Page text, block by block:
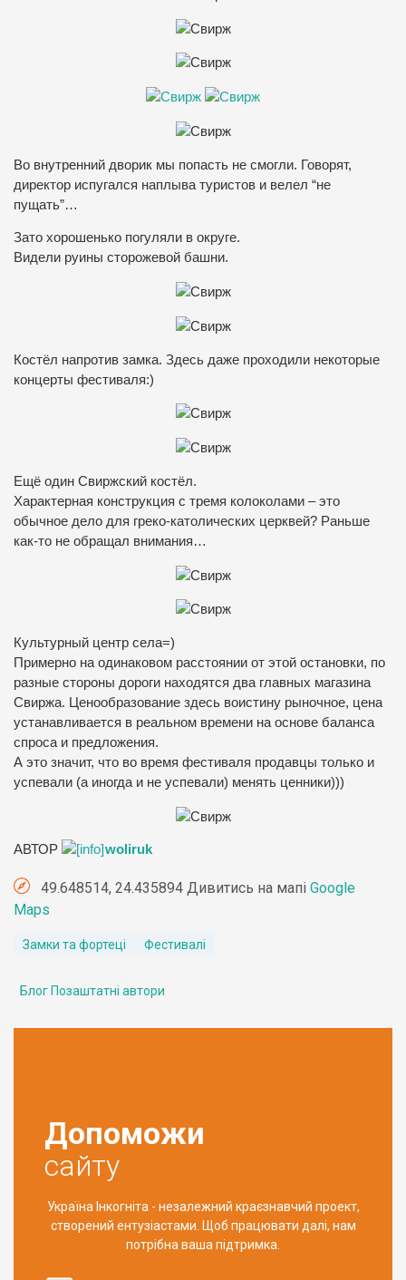
Во внутренний дворик мы попасть не смогли. Говорят,
директор испугался наплыва туристов и велел “не
пущать”…
Зато хорошенько погуляли в округе.
Видели руины сторожевой башни.
Костёл напротив замка. Здесь даже проходили некоторые
концерты фестиваля:)
Ещё один Свиржский костёл.
Характерная конструкция с тремя колоколами – это
обычное дело для греко-католических церквей? Раньше
как-то не обращал внимания…
Культурный центр села=)
Примерно на одинаковом расстоянии от этой остановки, по
разные стороны дороги находятся два главных магазина
Свиржа. Ценообразование здесь воистину рыночное, цена
устанавливается в реальном времени на основе баланса
спроса и предложения.
А это значит, что во время фестиваля продавцы только и
успевали (а иногда и не успевали) менять ценники)))
АВТОР woliruk
49.648514, 24.435894 Дивитись на мапі Google
Maps
Замки та фортеці Фестивалі
Блог Позаштатні автори
Допоможи
сайту
Україна Інкогніта - незалежний краєзнавчий проект,
створений ентузіастами. Щоб працювати далі, нам
потрібна ваша підтримка.